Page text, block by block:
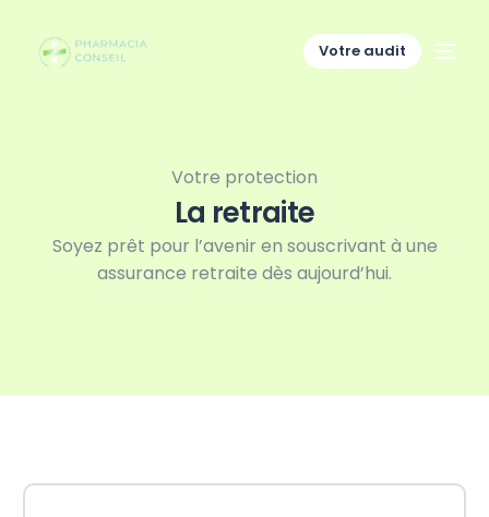
Votre audit
Votre protection
La retraite
Soyez prêt pour l’avenir en souscrivant à une
assurance retraite dès aujourd’hui.